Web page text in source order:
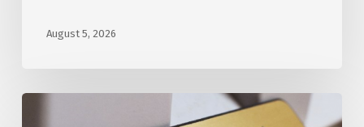
August 5, 2026